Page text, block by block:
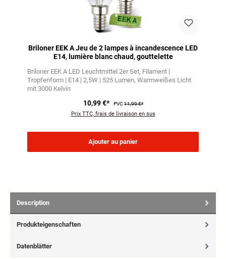
Briloner EEK A Jeu de 2 lampes à incandescence LED
E14, lumière blanc chaud, gouttelette
Briloner EEK A LED Leuchtmittel 2er Set Filament |
Tropfenform | E14 | 2,5W | 525 Lumen Warmweißes Licht
mit 3000 Kelvin
10,99 €* PVC11,99 €*
Prix TTC, frais de livraison en sus
Ajouter au panier
Description
Produkteigenschaften
Datenblätter